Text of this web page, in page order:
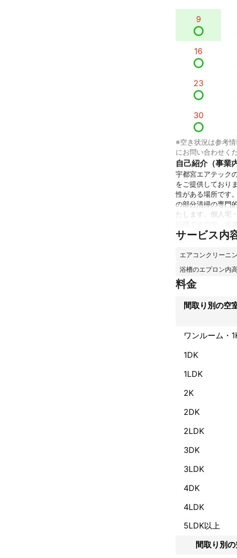
9
16
23
30
※空き状況は参考
にお問い合わせく
自己紹介（事業
宇都宮エアテック
をご提供しており
性がある場所です
の部分清掃の専門
たします。個人宅
サービス内
エアコンクリーニ
浴槽のエプロン内
料金
間取り別の空
ワンルーム・
1DK
1LDK
2K
2DK
2LDK
3DK
3LDK
4DK
4LDK
5LDK以上
間取り別